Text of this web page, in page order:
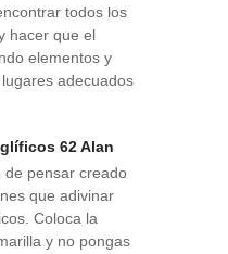
todos los
hacer que el
elementos y
adecuados
62 Alan
de pensar creado
que adivinar
Coloca la
y no pongas